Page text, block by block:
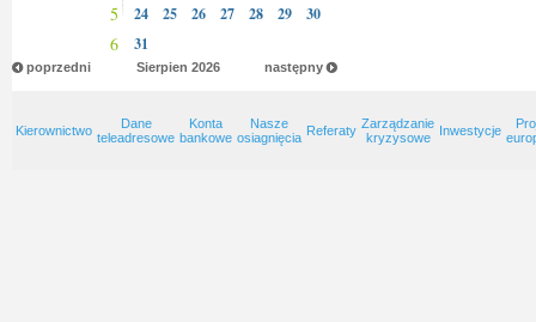
5 24 25 26 27 28 29 30
6 31
poprzedni następny
Sierpien 2026
Kierownictwo
Dane
teleadresowe
Konta
bankowe
Nasze
osiagnięcia Referaty Zarządzanie
kryzysowe
Inwestycje